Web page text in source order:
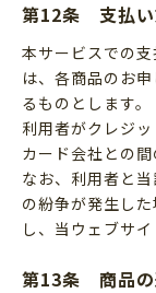
第12条 支払い
本サービスでの
は、各商品のお
るものとします。
利用者がクレジ
カード会社との
なお、利用者と
の紛争が発生し
し、当ウェブサ
第13条 商品の